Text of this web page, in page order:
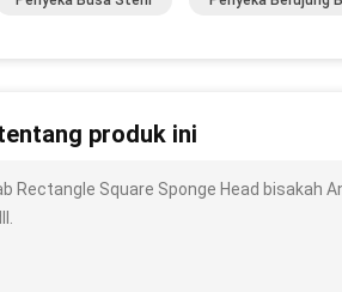
produk ini
Rectangle Square Sponge Head bisakah